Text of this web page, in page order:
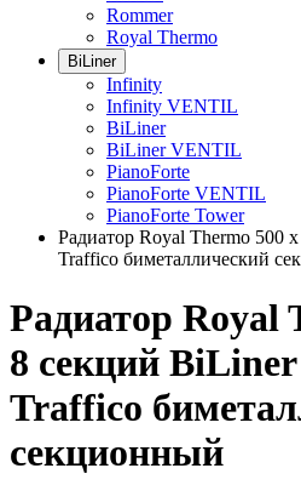
Rommer
Royal Thermo
BiLiner
Infinity
Infinity VENTIL
BiLiner
BiLiner VENTIL
PianoForte
PianoForte VENTIL
PianoForte Tower
Радиатор Royal Thermo 500
Traffico биметаллический
Радиатор Royal
8 секций
Traffico
секционный